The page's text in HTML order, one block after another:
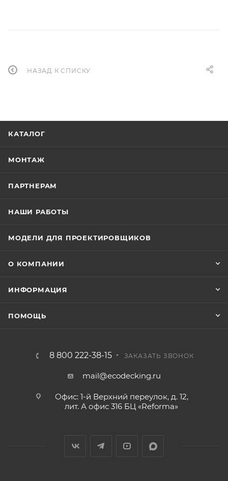
НАЗАД К СПИСКУ
КАТАЛОГ
МОНТАЖ
ПАРТНЕРАМ
НАШИ РАБОТЫ
МОДЕЛИ ДЛЯ ПРОЕКТИРОВЩИКОВ
О КОМПАНИИ
ИНФОРМАЦИЯ
ПОМОЩЬ
8 800 222-38-15 ЗАКАЗАТЬ ЗВОНОК
mail@ecodecking.ru
Офис: 1-й Верхний переулок, д. 12,
лит. А офис 316 БЦ «Reforma»